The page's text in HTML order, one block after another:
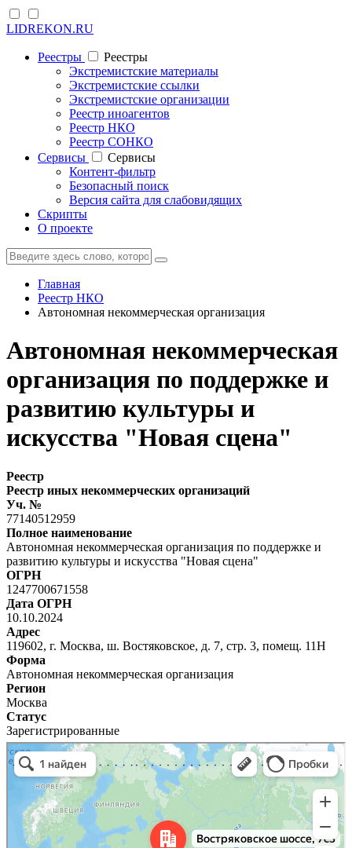
LIDREKON.RU
Реестры
Реестры
Экстремистские материалы
Экстремистские ссылки
Экстремистские организации
Реестр иноагентов
Реестр НКО
Реестр СОНКО
Cервисы
Cервисы
Контент-фильтр
Безопасный поиск
Версия сайта для слабовидящих
Скрипты
О проекте
Главная
Реестр НКО
Автономная некоммерческая организация
Автономная некоммерческая
организация по поддержке и
развитию культуры и
искусства "Новая сцена"
Реестр
Реестр иных некоммерческих организаций
Уч. №
77140512959
Полное наименование
Автономная некоммерческая организация по поддержке и
развитию культуры и искусства "Новая сцена"
ОГРН
1247700671558
Дата ОГРН
10.10.2024
Адрес
119602, г. Москва, ш. Востяковское, д. 7, стр. 3, помещ. 11Н
Форма
Автономная некоммерческая организация
Регион
Москва
Статус
Зарегистрированные